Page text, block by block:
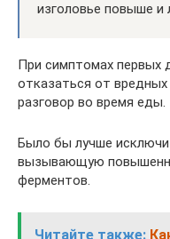
изголовье повыше и
При симптомах первых
отказаться от вредных
разговор во время еды.
Было бы лучше
вызывающую
ферментов.
Читайте также: